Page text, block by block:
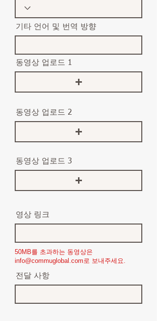
기타 언어 및 번역 방향
동영상 업로드 1
동영상 업로드 2
동영상 업로드 3
50MB를 초과하는 동영상은
info@commuglobal.com로 보내주세요.
전달 사항
영상 링크